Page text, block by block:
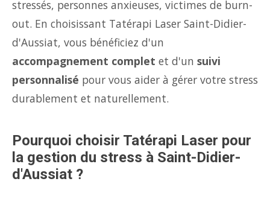
stressés, personnes anxieuses, victimes de burn-
out. En choisissant Tatérapi Laser Saint-Didier-
d'Aussiat, vous bénéficiez d'un
accompagnement complet et d'un suivi
personnalisé pour vous aider à gérer votre stress
durablement et naturellement.
Pourquoi choisir Tatérapi Laser pour
la gestion du stress à Saint-Didier-
d'Aussiat ?